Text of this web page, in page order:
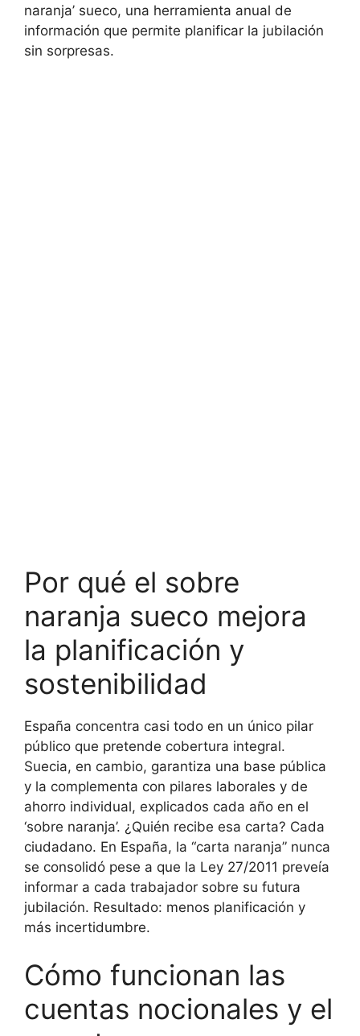
naranja’ sueco, una herramienta anual de
información que permite planificar la jubilación
sin sorpresas.
Por qué el sobre
naranja sueco mejora
la planificación y
sostenibilidad
España concentra casi todo en un único pilar
público que pretende cobertura integral.
Suecia, en cambio, garantiza una base pública
y la complementa con pilares laborales y de
ahorro individual, explicados cada año en el
‘sobre naranja’. ¿Quién recibe esa carta? Cada
ciudadano. En España, la “carta naranja” nunca
se consolidó pese a que la Ley 27/2011 preveía
informar a cada trabajador sobre su futura
jubilación. Resultado: menos planificación y
más incertidumbre.
Cómo funcionan las
cuentas nocionales y el